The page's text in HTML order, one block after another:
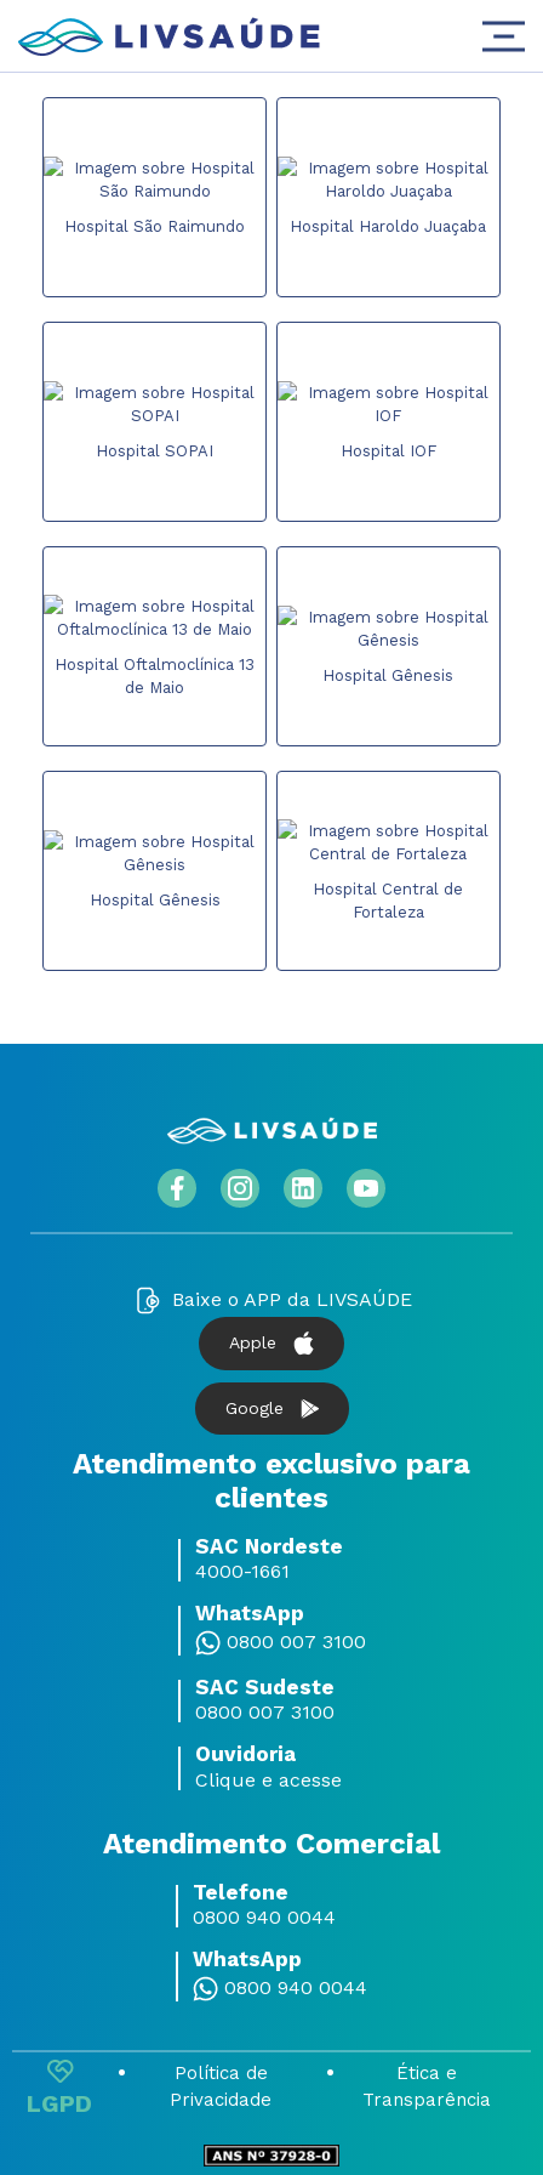
Hospital São Raimundo Hospital Haroldo Juaçaba
Hospital SOPAI Hospital IOF
Hospital Oftalmoclínica 13
de Maio
Hospital Gênesis
Hospital Gênesis
Hospital Central de
Fortaleza
Baixe o APP da LIVSAÚDE
Apple
Google
Atendimento exclusivo para
clientes
SAC Nordeste
4000-1661
WhatsApp
0800 007 3100
SAC Sudeste
0800 007 3100
Ouvidoria
Clique e acesse
Atendimento Comercial
Telefone
0800 940 0044
WhatsApp
0800 940 0044
LGPD
Política de
Privacidade
Ética e
Transparência